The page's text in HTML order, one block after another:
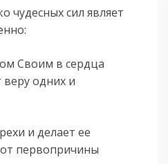
чудесных сил являет
Своим в сердца
одних и
и делает ее
первопричины